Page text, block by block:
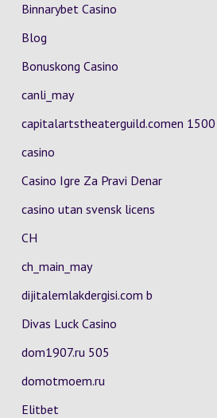
Binnarybet Casino
Blog
Bonuskong Casino
canli_may
capitalartstheaterguild.comen 1500
casino
Casino Igre Za Pravi Denar
casino utan svensk licens
CH
ch_main_may
dijitalemlakdergisi.com b
Divas Luck Casino
dom1907.ru 505
domotmoem.ru
Elitbet